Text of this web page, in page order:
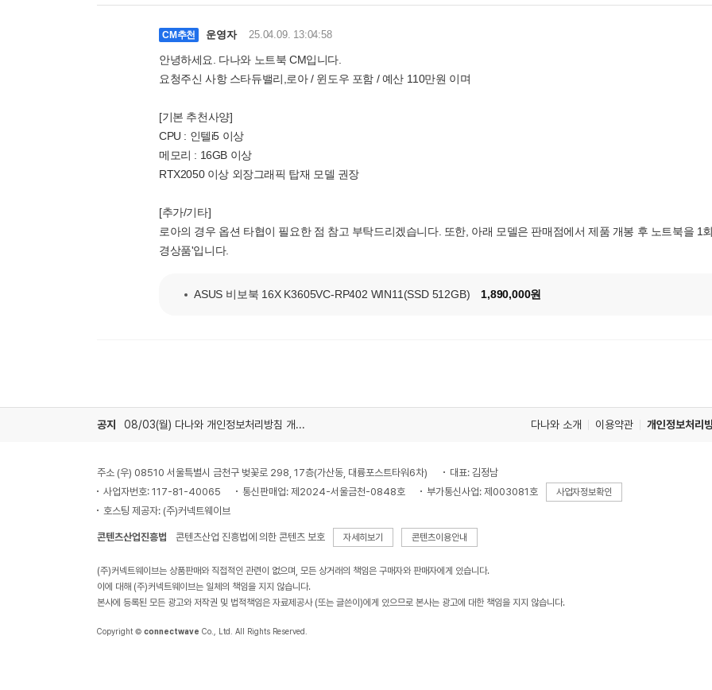
CM추천 운영자 25.04.09. 13:04:58
안녕하세요. 다나와 노트북 CM입니다.
요청주신 사항 스타듀밸리,로아 / 윈도우 포함 / 예산 110만원 이며
[기본 추천사양]
CPU : 인텔i5 이상
메모리 : 16GB 이상
RTX2050 이상 외장그래픽 탑재 모델 권장
[추가/기타]
로아의 경우 옵션 타협이 필요한 점 참고 부탁드리겠습니다. 또한, 아래 모델은 판매점에서 제품 개봉 후 노트북을 1
경상품'입니다.
ASUS 비보북 16X K3605VC-RP402 WIN11(SSD 512GB) 1,890,000원
공지 08/03(월) 다나와 개인정보처리방침 개정 안내 다나와 소개 이용약관 개인정보처리
주소 (우) 08510 서울특별시 금천구 벚꽃로 298, 17층(가산동, 대륭포스트타워6차)
대표: 김정남
사업자번호: 117-81-40065
통신판매업: 제2024-서울금천-0848호 부가통신사업: 제003081호 사업자정보확인
호스팅 제공자: (주)커넥트웨이브
콘텐츠산업진흥법 콘텐츠산업 진흥법에 의한 콘텐츠 보호 자세히보기 콘텐츠이용안내
(주)커넥트웨이브는 상품판매와 직접적인 관련이 없으며, 모든 상거래의 책임은 구매자와 판매자에게 있습니다.
이에 대해 (주)커넥트웨이브는 일체의 책임을 지지 않습니다.
본사에 등록된 모든 광고와 저작권 및 법적책임은 자료제공사 (또는 글쓴이)에게 있으므로 본사는 광고에 대한 책임을 지지 않습니다.
Copyright © connectwave Co., Ltd. All Rights Reserved.